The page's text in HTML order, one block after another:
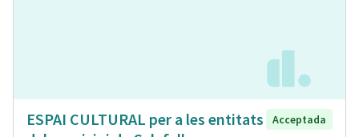
ESPAI CULTURAL per a les entitats
Acceptada